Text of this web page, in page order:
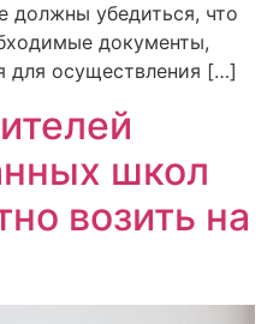
должны убедиться, что
документы,
для осуществления […]
школ
возить на